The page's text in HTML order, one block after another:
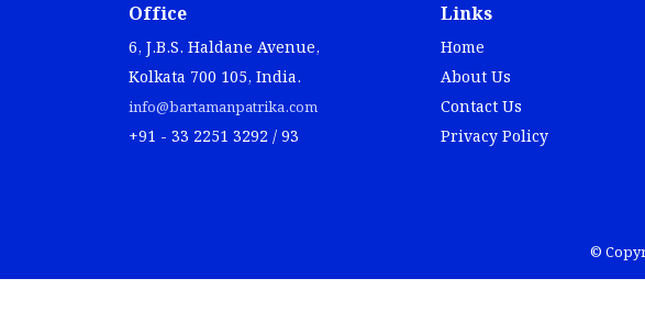
Office
6, J.B.S. Haldane Avenue,
Kolkata 700 105, India.
info@bartamanpatrika.com
+91 - 33 2251 3292 / 93
Links
Home
About Us
Contact Us
Privacy Policy
©